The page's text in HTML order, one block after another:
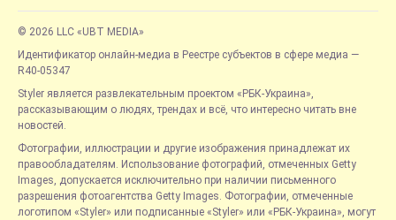
© 2026 LLC «UBT MEDIA»
Идентификатор онлайн-медиа в Реестре субъектов в сфере медиа —
R40-05347
Styler является развлекательным проектом «РБК-Украина»,
рассказывающим о людях, трендах и всё, что интересно читать вне
новостей.
Фотографии, иллюстрации и другие изображения принадлежат их
правообладателям. Использование фотографий, отмеченных Getty
Images, допускается исключительно при наличии письменного
разрешения фотоагентства Getty Images. Фотографии, отмеченные
логотипом «Styler» или подписанные «Styler» или «РБК-Украина», могут